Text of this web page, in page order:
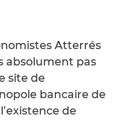
Atterrés
absolument pas
site de
bancaire de
de